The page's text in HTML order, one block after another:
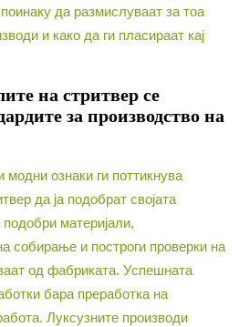
да размислуваат за тоа
и како да ги пласираат кај
на стритвер се
за производство на
ознаки ги поттикнува
да ја подобрат својата
материјали,
собирање и построги проверки на
од фабриката. Успешната
бара преработка на
Луксузните производи